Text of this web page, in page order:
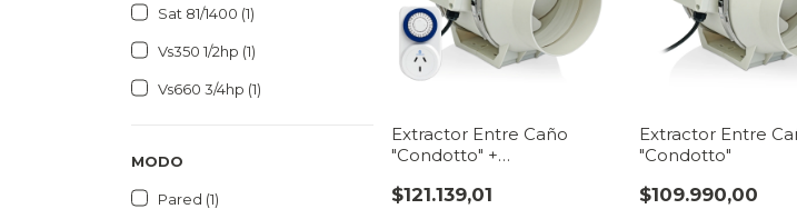
Sat 81/1400 (1)
Vs350 1/2hp (1)
Vs660 3/4hp (1)
MODO
Pared (1)
Extractor Entre Caño
"Condotto" +
$121.139,01
Extractor Entre
"Condotto"
$109.990,00